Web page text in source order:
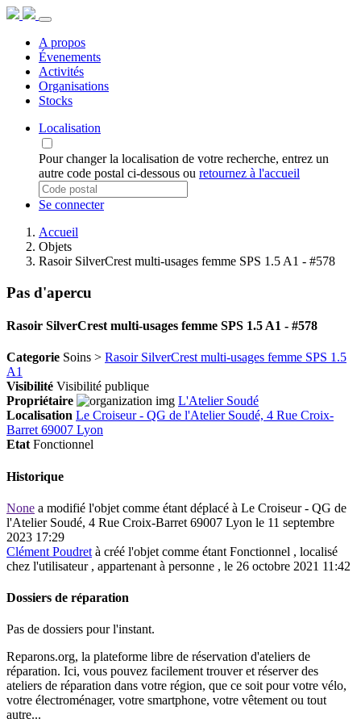
A propos
Évenements
Activités
Organisations
Stocks
Localisation
Pour changer la localisation de votre recherche, entrez un
autre code postal ci-dessous ou retournez à l'accueil
Se connecter
Accueil
Objets
Rasoir SilverCrest multi-usages femme SPS 1.5 A1 - #578
Pas d'apercu
Rasoir SilverCrest multi-usages femme SPS 1.5 A1 - #578
Categorie Soins > Rasoir SilverCrest multi-usages femme SPS 1.5
A1
Visibilité Visibilité publique
Propriétaire
L'Atelier Soudé
Localisation Le Croiseur - QG de l'Atelier Soudé, 4 Rue Croix-
Barret 69007 Lyon
Etat Fonctionnel
Historique
None a modifié l'objet comme étant déplacé à Le Croiseur - QG de
l'Atelier Soudé, 4 Rue Croix-Barret 69007 Lyon le 11 septembre
2023 17:29
Clément Poudret à créé l'objet comme étant Fonctionnel , localisé
chez l'utilisateur , appartenant à personne , le 26 octobre 2021 11:42
Dossiers de réparation
Pas de dossiers pour l'instant.
Reparons.org, la plateforme libre de réservation d'ateliers de
réparation. Ici, vous pouvez facilement trouver et réserver des
ateliers de réparation dans votre région, que ce soit pour votre vélo,
votre électroménager, votre smartphone, votre vêtement ou tout
autre...